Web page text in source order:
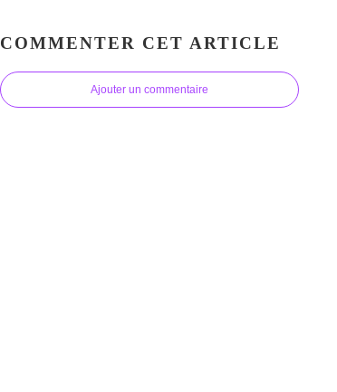
COMMENTER CET ARTICLE
Ajouter un commentaire